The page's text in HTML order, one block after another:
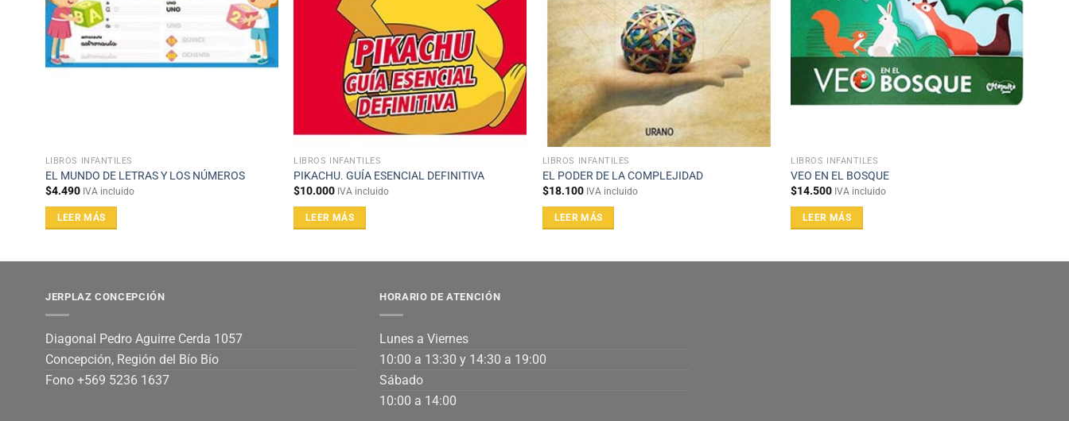
LIBROS INFANTILES
EL MUNDO DE LETRAS Y LOS NÚMEROS
$4.490 IVA incluido
LEER MÁS
LIBROS INFANTILES
PIKACHU. GUÍA ESENCIAL DEFINITIVA
$10.000 IVA incluido
LEER MÁS
LIBROS INFANTILES
EL PODER DE LA COMPLEJIDAD
$18.100 IVA incluido
LEER MÁS
LIBROS INFANTILES
VEO EN EL BOSQUE
$14.500 IVA incluido
LEER MÁS
JERPLAZ CONCEPCIÓN
Diagonal Pedro Aguirre Cerda 1057
Concepción, Región del Bío Bío
Fono +569 5236 1637
HORARIO DE ATENCIÓN
Lunes a Viernes
10:00 a 13:30 y 14:30 a 19:00
Sábado
10:00 a 14:00